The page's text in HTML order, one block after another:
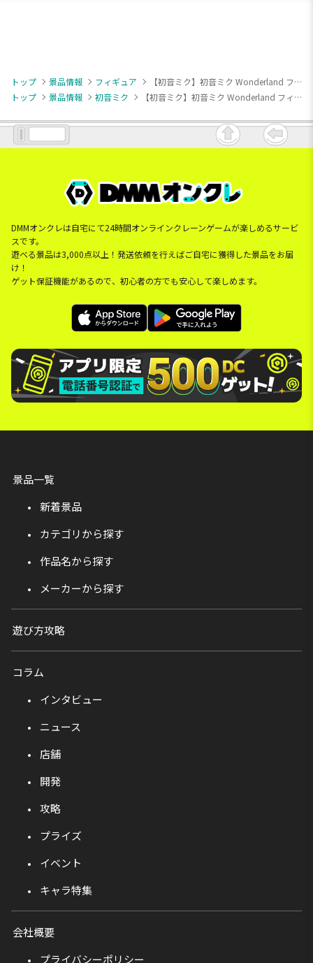
トップ 景品情報 フィギュア
【初音ミク】初音ミク Wonderland フィギュア シンデレラ
トップ
景品情報 初音ミク 【初音ミク】初音ミク Wonderland フィギュア シンデレラ
DMMオンクレは自宅にて24時間オンラインクレーンゲームが楽しめるサービ
スです。
遊べる景品は3,000点以上！発送依頼を行えばご自宅に獲得した景品をお届
け！
ゲット保証機能があるので、初心者の方でも安心して楽しめます。
景品一覧
新着景品
カテゴリから探す
作品名から探す
メーカーから探す
遊び方攻略
コラム
インタビュー
ニュース
店舗
開発
攻略
プライズ
イベント
キャラ特集
会社概要
プライバシーポリシー